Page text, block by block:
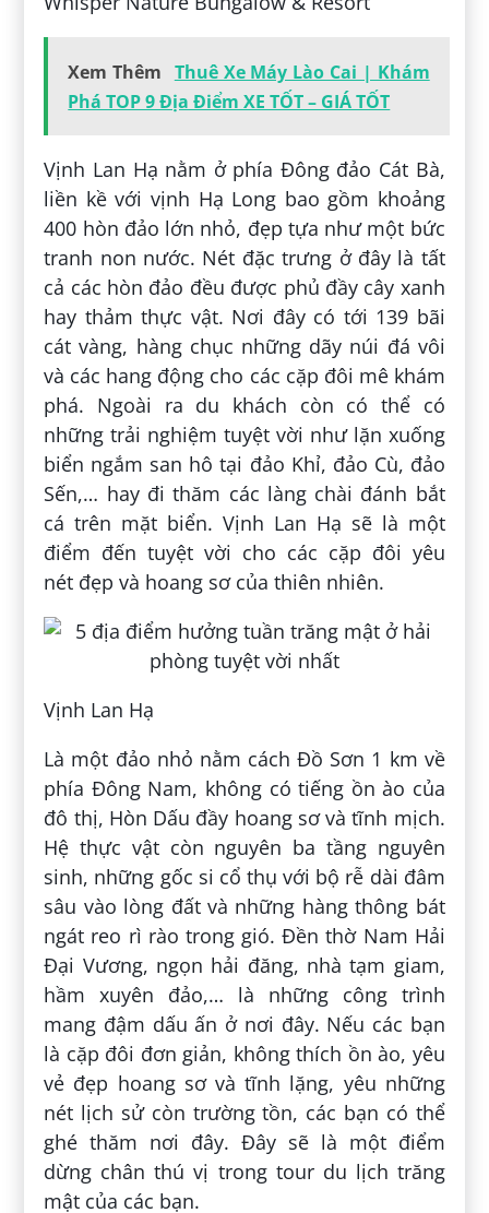
Xem Thêm Thuê Xe Máy Lào Cai | Khám
Phá TOP 9 Địa Điểm XE TỐT – GIÁ TỐT
Vịnh Lan Hạ nằm ở phía Đông đảo Cát Bà,
liền kề với vịnh Hạ Long bao gồm khoảng
400 hòn đảo lớn nhỏ, đẹp tựa như một bức
tranh non nước. Nét đặc trưng ở đây là tất
cả các hòn đảo đều được phủ đầy cây xanh
hay thảm thực vật. Nơi đây có tới 139 bãi
cát vàng, hàng chục những dãy núi đá vôi
và các hang động cho các cặp đôi mê khám
phá. Ngoài ra du khách còn có thể có
những trải nghiệm tuyệt vời như lặn xuống
biển ngắm san hô tại đảo Khỉ, đảo Cù, đảo
Sến,… hay đi thăm các làng chài đánh bắt
cá trên mặt biển. Vịnh Lan Hạ sẽ là một
điểm đến tuyệt vời cho các cặp đôi yêu
nét đẹp và hoang sơ của thiên nhiên.
Vịnh Lan Hạ
Là một đảo nhỏ nằm cách Đồ Sơn 1 km về
phía Đông Nam, không có tiếng ồn ào của
đô thị, Hòn Dấu đầy hoang sơ và tĩnh mịch.
Hệ thực vật còn nguyên ba tầng nguyên
sinh, những gốc si cổ thụ với bộ rễ dài đâm
sâu vào lòng đất và những hàng thông bát
ngát reo rì rào trong gió. Đền thờ Nam Hải
Đại Vương, ngọn hải đăng, nhà tạm giam,
hầm xuyên đảo,… là những công trình
mang đậm dấu ấn ở nơi đây. Nếu các bạn
là cặp đôi đơn giản, không thích ồn ào, yêu
vẻ đẹp hoang sơ và tĩnh lặng, yêu những
nét lịch sử còn trường tồn, các bạn có thể
ghé thăm nơi đây. Đây sẽ là một điểm
dừng chân thú vị trong tour du lịch trăng
mật của các bạn.